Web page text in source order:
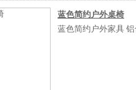
蓝色简约户外桌椅
蓝色简约户外家具